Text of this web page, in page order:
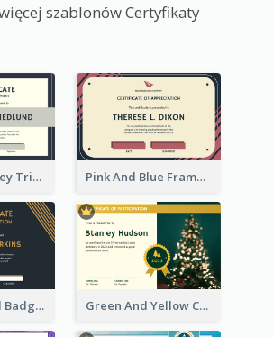
szablonów Certyfikaty
Green And Grey Triangles With Badge Certificate Pink And Blue Frame Company Certificate
Blue And Gold Badge Appreciation Certificate Green And Yellow Christmas Tree Photo Certificate